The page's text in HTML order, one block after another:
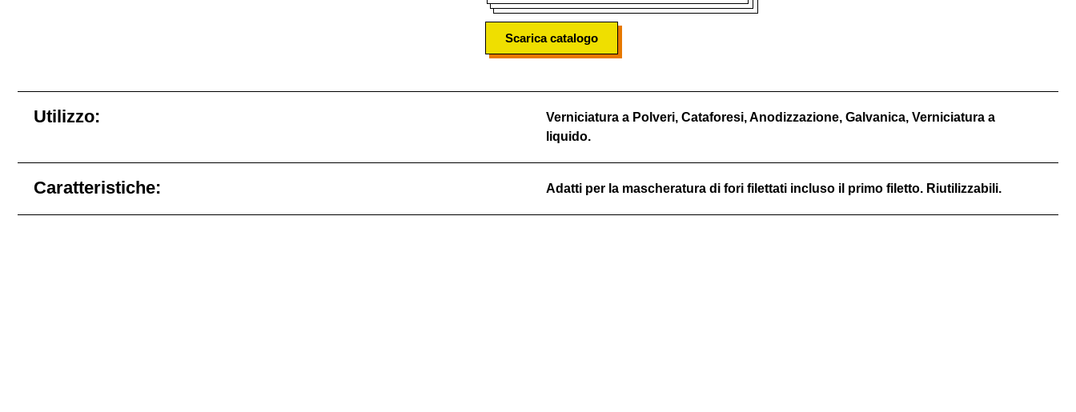
Scarica catalogo
Utilizzo:
Verniciatura a Polveri, Cataforesi, Anodizzazione, Galvanica, Verniciatura a
liquido.
Caratteristiche: Adatti per la mascheratura di fori filettati incluso il primo filetto. Riutilizzabili.